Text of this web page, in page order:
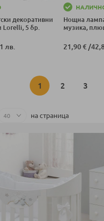
декоративни
Lorelli, 5 бр.
лв.
Нощна
музика,
21,90 €/
В
1 Страница
2 3
на страница